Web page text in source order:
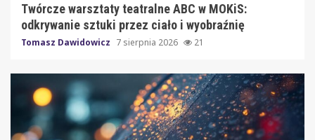
Twórcze warsztaty teatralne ABC w MOKiS:
odkrywanie sztuki przez ciało i wyobraźnię
Tomasz Dawidowicz 7 sierpnia 2026 21